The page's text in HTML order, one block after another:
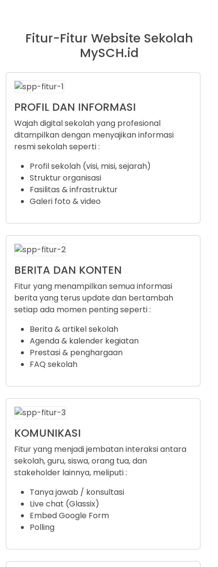
Fitur-Fitur Website Sekolah
MySCH.id
PROFIL DAN INFORMASI
Wajah digital sekolah yang profesional
ditampilkan dengan menyajikan informasi
resmi sekolah seperti :
Profil sekolah (visi, misi, sejarah)
Struktur organisasi
Fasilitas & infrastruktur
Galeri foto & video
BERITA DAN KONTEN
Fitur yang menampilkan semua informasi
berita yang terus update dan bertambah
setiap ada momen penting seperti :
Berita & artikel sekolah
Agenda & kalender kegiatan
Prestasi & penghargaan
FAQ sekolah
KOMUNIKASI
Fitur yang menjadi jembatan interaksi antara
sekolah, guru, siswa, orang tua, dan
stakeholder lainnya, meliputi :
Tanya jawab / konsultasi
Live chat (Glassix)
Embed Google Form
Polling